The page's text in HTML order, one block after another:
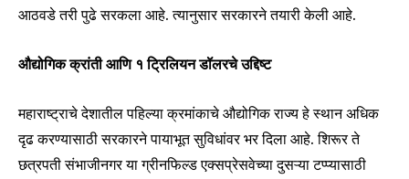
आठवडे तरी पुढे सरकला आहे. त्यानुसार सरकारने तयारी केली आहे.
औद्योगिक क्रांती आणि १ ट्रिलियन डॉलरचे उद्दिष्ट
महाराष्ट्राचे देशातील पहिल्या क्रमांकाचे औद्योगिक राज्य हे स्थान अधिक
दृढ करण्यासाठी सरकारने पायाभूत सुविधांवर भर दिला आहे. शिरूर ते
छत्रपती संभाजीनगर या ग्रीनफिल्ड एक्सप्रेसवेच्या दुसऱ्या टप्प्यासाठी